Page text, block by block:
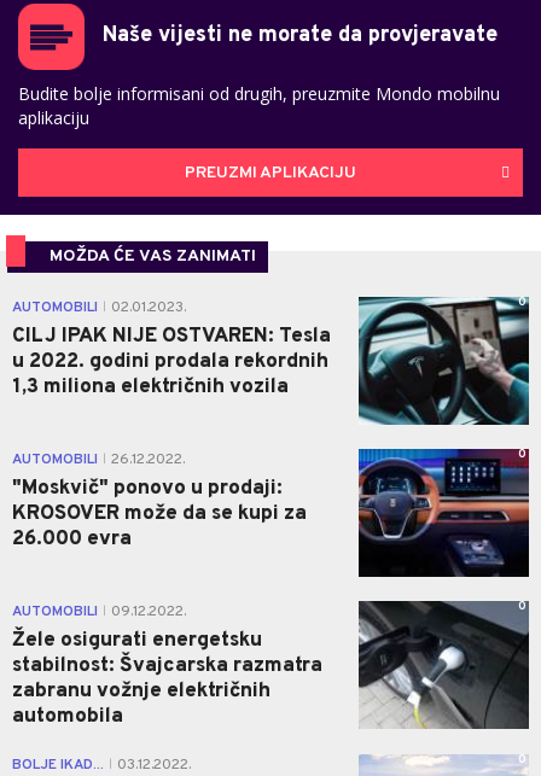
Naše vijesti ne morate da provjeravate
Budite bolje informisani od drugih, preuzmite Mondo mobilnu
aplikaciju
PREUZMI APLIKACIJU
MOŽDA ĆE VAS ZANIMATI
AUTOMOBILI 02.01.2023.
CILJ IPAK NIJE OSTVAREN: Tesla
u 2022. godini prodala rekordnih
1,3 miliona električnih vozila
0
AUTOMOBILI 26.12.2022.
"Moskvič" ponovo u prodaji:
KROSOVER može da se kupi za
26.000 evra
0
AUTOMOBILI 09.12.2022.
Žele osigurati energetsku
stabilnost: Švajcarska razmatra
zabranu vožnje električnih
automobila
0
BOLJE IKAD... 03.12.2022. 0